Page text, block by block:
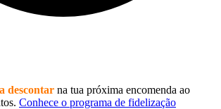
descontar na tua próxima encomenda ao
Conhece o programa de fidelização